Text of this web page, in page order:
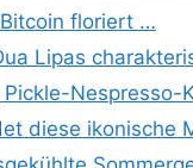
floriert …
Lipas
Nespresso-
diese ikonische